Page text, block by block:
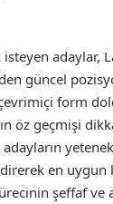
adaylar,
güncel
form
öz geçmişi
en uygun
şeffaf ve